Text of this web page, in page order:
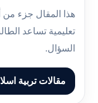
هذا المقال جزء من
تعليمية تساعد
السؤال.
مقالات تربية